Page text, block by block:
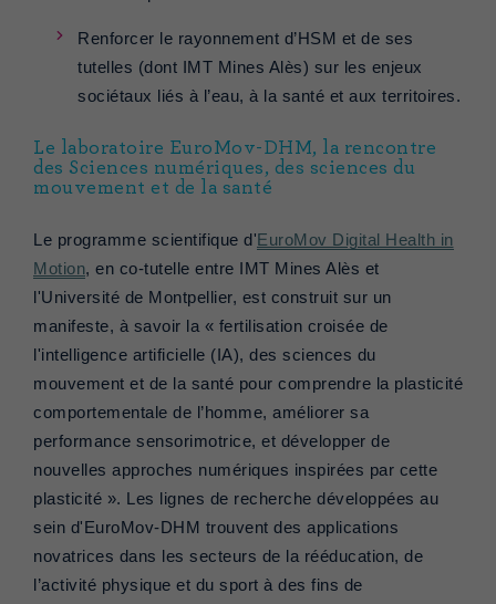
Renforcer le rayonnement d’HSM et de ses
tutelles (dont IMT Mines Alès) sur les enjeux
sociétaux liés à l’eau, à la santé et aux territoires.
Le laboratoire EuroMov-DHM, la rencontre
des Sciences numériques, des sciences du
mouvement et de la santé
Le programme scientifique d'EuroMov Digital Health in
Motion, en co-tutelle entre IMT Mines Alès et
l'Université de Montpellier, est construit sur un
manifeste, à savoir la « fertilisation croisée de
l'intelligence artificielle (IA), des sciences du
mouvement et de la santé pour comprendre la plasticité
comportementale de l’homme, améliorer sa
performance sensorimotrice, et développer de
nouvelles approches numériques inspirées par cette
plasticité ». Les lignes de recherche développées au
sein d'EuroMov-DHM trouvent des applications
novatrices dans les secteurs de la rééducation, de
l’activité physique et du sport à des fins de